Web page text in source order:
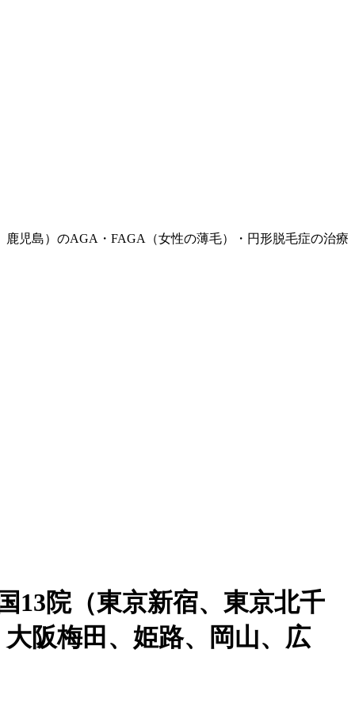
児島）のAGA・FAGA（女性の薄毛）・円形脱毛症の治療
13院（東京新宿、東京北千
阪梅田、姫路、岡山、広